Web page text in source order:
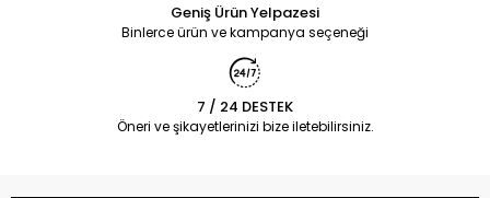
Geniş Ürün Yelpazesi
Binlerce ürün ve kampanya seçeneği
7 / 24 DESTEK
Öneri ve şikayetlerinizi bize iletebilirsiniz.